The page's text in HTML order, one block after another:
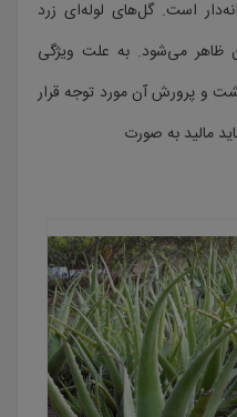
است. گل‌های لوله‌ای زرد
ظاهر می‌شود. به علت ویژگی
و پرورش آن مورد توجه قرار
مالید به صورت